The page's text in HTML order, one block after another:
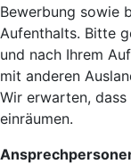
Bewerbung sowie
Aufenthalts. Bitte
und nach Ihrem
mit anderen
Wir erwarten,
einräumen.